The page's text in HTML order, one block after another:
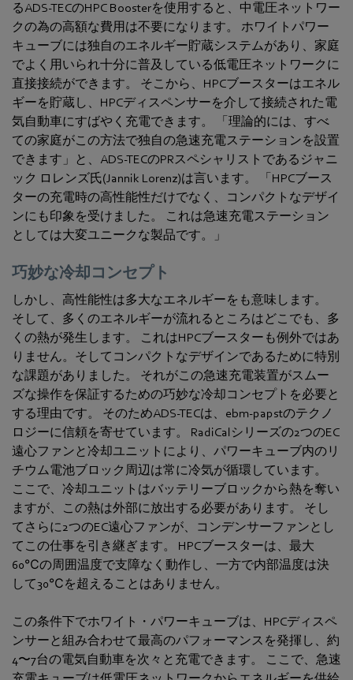
るADS-TECのHPC Boosterを使用すると、中電圧ネットワー
クの為の高額な費用は不要になります。 ホワイトパワー
キューブには独自のエネルギー貯蔵システムがあり、家庭
でよく用いられ十分に普及している低電圧ネットワークに
直接接続ができます。 そこから、HPCブースターはエネル
ギーを貯蔵し、HPCディスペンサーを介して接続された電
気自動車にすばやく充電できます。 「理論的には、すべ
ての家庭がこの方法で独自の急速充電ステーションを設置
できます」と、ADS-TECのPRスペシャリストであるジャニ
ック ロレンズ氏(Jannik Lorenz)は言います。 「HPCブース
ターの充電時の高性能性だけでなく、コンパクトなデザイ
ンにも印象を受けました。 これは急速充電ステーション
としては大変ユニークな製品です。」
巧妙な冷却コンセプト
しかし、高性能性は多大なエネルギーをも意味します。
そして、多くのエネルギーが流れるところはどこでも、多
くの熱が発生します。 これはHPCブースターも例外ではあ
りません。そしてコンパクトなデザインであるために特別
な課題がありました。 それがこの急速充電装置がスムー
ズな操作を保証するための巧妙な冷却コンセプトを必要と
する理由です。 そのためADS-TECは、ebm‑papstのテクノ
ロジーに信頼を寄せています。 RadiCalシリーズの2つのEC
遠心ファンと冷却ユニットにより、パワーキューブ内のリ
チウム電池ブロック周辺は常に冷気が循環しています。
ここで、冷却ユニットはバッテリーブロックから熱を奪い
ますが、この熱は外部に放出する必要があります。 そし
てさらに2つのEC遠心ファンが、コンデンサーファンとし
てこの仕事を引き継ぎます。 HPCブースターは、最大
60℃の周囲温度で支障なく動作し、一方で内部温度は決
して30℃を超えることはありません。
この条件下でホワイト・パワーキューブは、HPCディスペ
ンサーと組み合わせて最高のパフォーマンスを発揮し、約
4〜7台の電気自動車を次々と充電できます。 ここで、急速